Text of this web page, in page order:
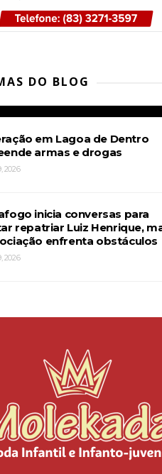
DO BLOG
de Lucas Ribeiro
em Lagoa de Dentro
armas e drogas
2026
inicia conversas para
repatriar Luiz Henrique,
enfrenta obstáculos
2026